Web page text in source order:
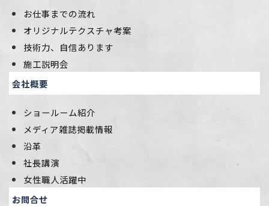
お仕事までの流れ
オリジナルテクスチャ考案
技術力、自信あります
施工説明会
会社概要
ショールーム紹介
メディア雑誌掲載情報
沿革
社長講演
女性職人活躍中
お問合せ